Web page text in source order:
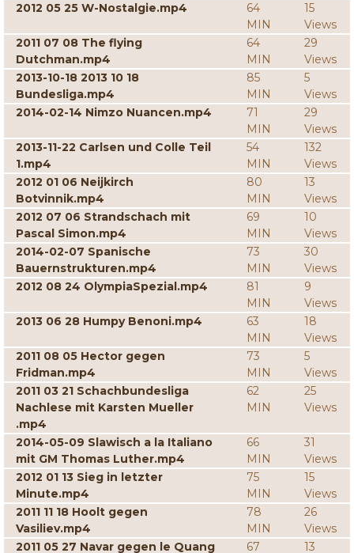
2012 05 25 W-Nostalgie.mp4
64
MIN
15
Views
2011 07 08 The flying
Dutchman.mp4
64
MIN
29
Views
2013-10-18 2013 10 18
Bundesliga.mp4
85
MIN
5
Views
2014-02-14 Nimzo Nuancen.mp4
71
MIN
29
Views
2013-11-22 Carlsen und Colle Teil
1.mp4
54
MIN
132
Views
2012 01 06 Neijkirch
Botvinnik.mp4
80
MIN
13
Views
2012 07 06 Strandschach mit
Pascal Simon.mp4
69
MIN
10
Views
2014-02-07 Spanische
Bauernstrukturen.mp4
73
MIN
30
Views
2012 08 24 OlympiaSpezial.mp4
81
MIN
9
Views
2013 06 28 Humpy Benoni.mp4
63
MIN
18
Views
2011 08 05 Hector gegen
Fridman.mp4
73
MIN
5
Views
2011 03 21 Schachbundesliga
Nachlese mit Karsten Mueller
.mp4
62
MIN
25
Views
2014-05-09 Slawisch a la Italiano
mit GM Thomas Luther.mp4
66
MIN
31
Views
2012 01 13 Sieg in letzter
Minute.mp4
75
MIN
15
Views
2011 11 18 Hoolt gegen
Vasiliev.mp4
78
MIN
26
Views
2011 05 27 Navar gegen le Quang
67 13